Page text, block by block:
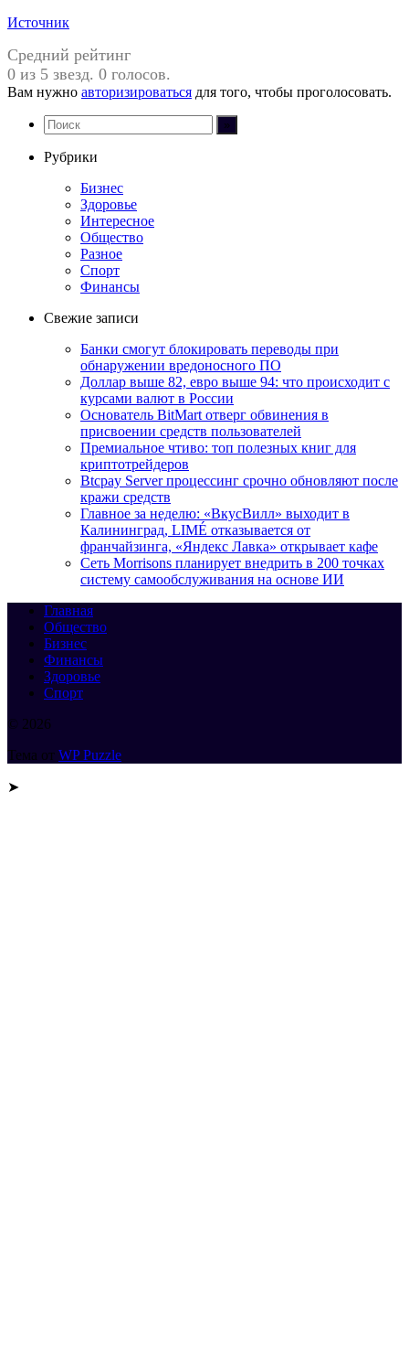
Источник
Средний рейтинг
0 из 5 звезд. 0 голосов.
Вам нужно авторизироваться для того, чтобы проголосовать.
Рубрики
Бизнес
Здоровье
Интересное
Общество
Разное
Спорт
Финансы
Свежие записи
Банки смогут блокировать переводы при
обнаружении вредоносного ПО
Доллар выше 82, евро выше 94: что происходит с
курсами валют в России
Основатель BitMart отверг обвинения в
присвоении средств пользователей
Премиальное чтиво: топ полезных книг для
криптотрейдеров
Btcpay Server процессинг срочно обновляют после
кражи средств
Главное за неделю: «ВкусВилл» выходит в
Калининград, LIMÉ отказывается от
франчайзинга, «Яндекс Лавка» открывает кафе
Сеть Morrisons планирует внедрить в 200 точках
систему самообслуживания на основе ИИ
Главная
Общество
Бизнес
Финансы
Здоровье
Спорт
© 2026
Тема от WP Puzzle
➤